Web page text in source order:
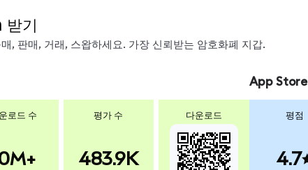
기
, 판매, 거래, 스왑하세요. 가장 신뢰받는 암호화폐 지갑.
로드 수 평가 수
483.9K
다운로드
App Store
평점
4.7